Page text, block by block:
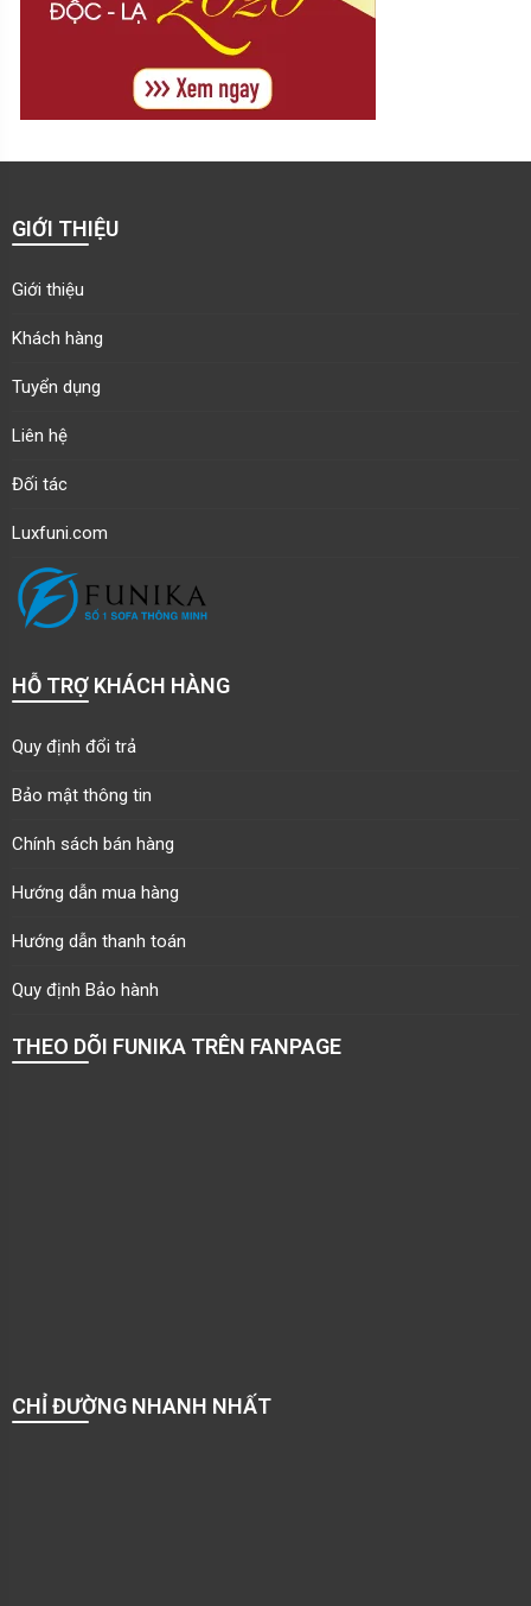
GIỚI THIỆU
Giới thiệu
Khách hàng
Tuyển dụng
Liên hệ
Đối tác
Luxfuni.com
HỖ TRỢ KHÁCH HÀNG
Quy định đổi trả
Bảo mật thông tin
Chính sách bán hàng
Hướng dẫn mua hàng
Hướng dẫn thanh toán
Quy định Bảo hành
THEO DÕI FUNIKA TRÊN FANPAGE
CHỈ ĐƯỜNG NHANH NHẤT